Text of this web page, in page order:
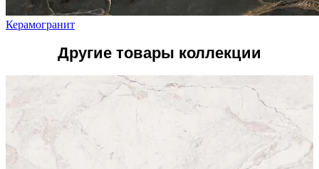
Керамогранит
Другие товары коллекции